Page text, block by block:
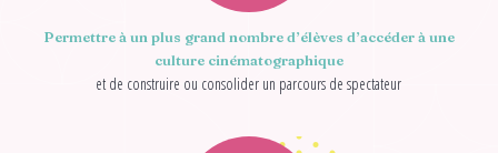
Permettre à un plus grand nombre d’élèves d’accéder à une
culture cinématographique
et de construire ou consolider un parcours de spectateur